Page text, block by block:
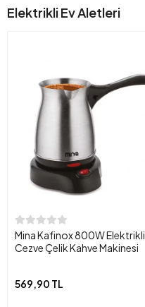
Elektrikli Ev Aletleri
Mina Kafinox 800W Elektrikli
Cezve Çelik Kahve Makinesi
569,90 TL